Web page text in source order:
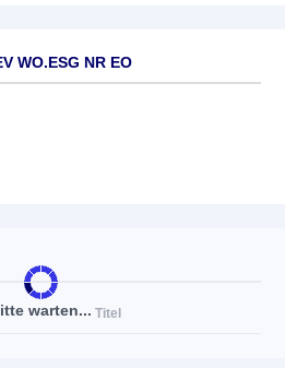
WO.ESG NR EO
warten... Titel